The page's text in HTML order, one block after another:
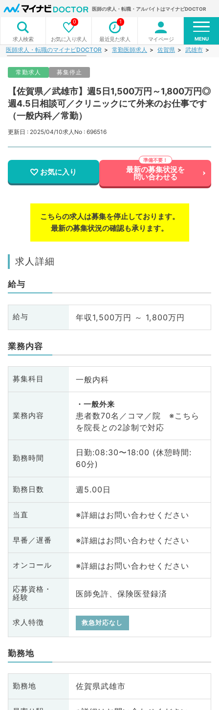
医師の求人・転職・アルバイトはマイナビDOCTOR
求人検索 お気に入り求人
0
最近見た求人
1
マイページ MENU
医師求人・転職のマイナビDOCTOR 常勤医師求人 佐賀県 武雄市
常勤求人 募集停止
【佐賀県／武雄市】週5日1,500万円～1,800万円◎
週4.5日相談可／クリニックにて外来のお仕事です
（一般内科／常勤）
更新日 : 2025/04/10求人No : 696516
お気に入り 最新の募集状況を
問い合わせる
こちらの求人は募集を停止しております。
最新の募集状況の確認も承ります。
求人詳細
給与
給与 年収1,500万円 ～ 1,800万円
業務内容
募集科目 一般内科
業務内容
一般外来
患者数70名／コマ／院 ※こちら
を院長との2診制で対応
勤務時間
日勤:08:30〜18:00 (休憩時間:
60分)
勤務日数 週5.00日
当直 ※詳細はお問い合わせください
早番／遅番 ※詳細はお問い合わせください
オンコール ※詳細はお問い合わせください
応募資格・
経験
医師免許、保険医登録済
求人特徴 救急対応なし
勤務地
勤務地 佐賀県武雄市